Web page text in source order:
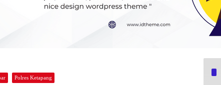
Polres Ketapang